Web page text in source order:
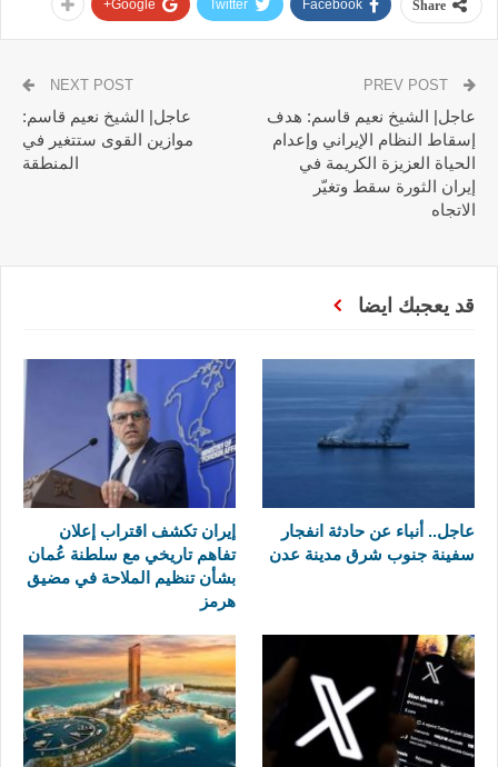
Share
Facebook
Twitter
Google+
عاجل| الشيخ نعيم قاسم: هدف
إسقاط النظام الإيراني وإعدام
الحياة العزيزة الكريمة في
إيران الثورة سقط وتغيّر
الاتجاه
NEXT POST
عاجل| الشيخ نعيم قاسم:
موازين القوى ستتغير في
المنطقة
قد يعجبك ايضا
عاجل.. أنباء عن حادثة انفجار
سفينة جنوب شرق مدينة عدن
إيران تكشف اقتراب إعلان
تفاهم تاريخي مع سلطنة عُمان
بشأن تنظيم الملاحة في مضيق
هرمز